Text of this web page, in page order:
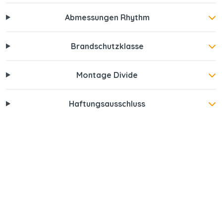
Abmessungen Rhythm
Brandschutzklasse
Montage Divide
Haftungsausschluss